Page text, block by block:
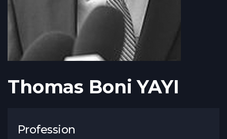
Thomas Boni YAYI
Profession